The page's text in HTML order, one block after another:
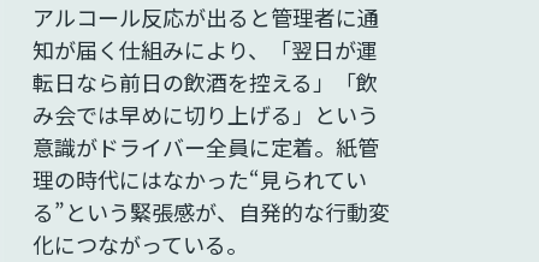
アルコール反応が出ると管理者に通
知が届く仕組みにより、「翌日が運
転日なら前日の飲酒を控える」「飲
み会では早めに切り上げる」という
意識がドライバー全員に定着。 紙管
理の時代にはなかった“見られてい
る”という緊張感が、自発的な行動変
化につながっている。